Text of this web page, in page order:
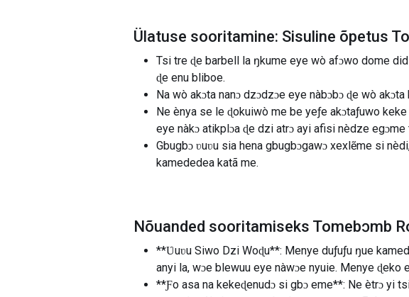
Ülatuse sooritamine: Sisuline õpetus
Tsi tre ɖe barbell la ŋkume eye wò afɔwo dome
ɖe enu bliboe.
Na wò akɔta nanɔ dzɔdzɔe eye nàbɔbɔ ɖe wò
Ne ènya se le ɖokuiwò me be yeƒe akɔtaƒuwo
eye nàkɔ atikplɔa ɖe dzi atrɔ ayi afisi nèdze egɔme
Gbugbɔ ʋuʋu sia hena gbugbɔgawɔ xexlẽme si
kamededea katã me.
Nõuanded sooritamiseks Tomebɔmb
**Ʋuʋu Siwo Dzi Woɖu**: Menye duƒuƒu ŋue
anyi la, wɔe blewuu eye nàwɔe nyuie. Menye ɖeko
**Ƒo asa na kekeɖenudɔ si gbɔ eme**: Ne ètrɔ yi